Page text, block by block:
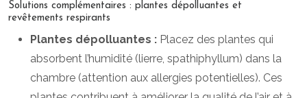
Solutions complémentaires : plantes dépolluantes et
revêtements respirants
Plantes dépolluantes : Placez des plantes qui
absorbent l’humidité (lierre, spathiphyllum) dans la
chambre (attention aux allergies potentielles). Ces